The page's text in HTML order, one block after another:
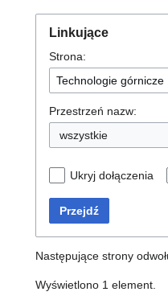
Linkujące
Strona:
Przestrzeń nazw:
wszystkie
Ukryj dołączenia
Przejdź
Następujące strony
Wyświetlono 1 element.